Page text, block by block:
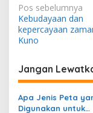
N
a
v
i
g
a
Pos sebelumnya
Kebudayaan dan
kepercayaan
Kuno
Jangan
Apa Jenis Peta
Digunakan untuk